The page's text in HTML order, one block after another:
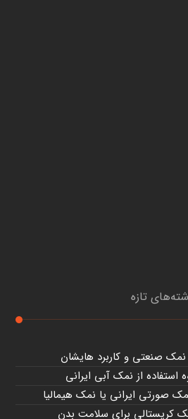
تازه
نمک صنعتی و کاربرد هایشان
از نمک آبی ایرانی
صورتی ایرانی یا نمک هیمالیا
کریستالی برای سلامت بدن